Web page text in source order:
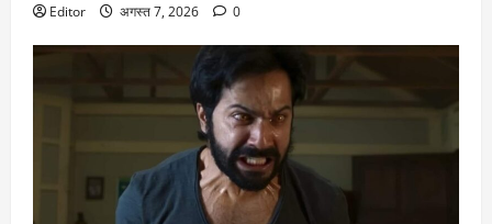
Editor अगस्त 7, 2026 0